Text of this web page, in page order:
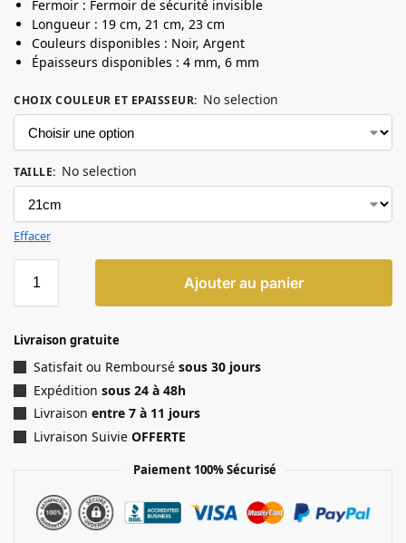
Fermoir : Fermoir de sécurité invisible
Longueur : 19 cm, 21 cm, 23 cm
Couleurs disponibles : Noir, Argent
Épaisseurs disponibles : 4 mm, 6 mm
CHOIX COULEUR ET EPAISSEUR: No selection
TAILLE: No selection
Effacer
Ajouter au panier
Livraison gratuite
Satisfait ou Remboursé sous 30 jours
Expédition sous 24 à 48h
Livraison entre 7 à 11 jours
Livraison Suivie OFFERTE
Paiement 100% Sécurisé